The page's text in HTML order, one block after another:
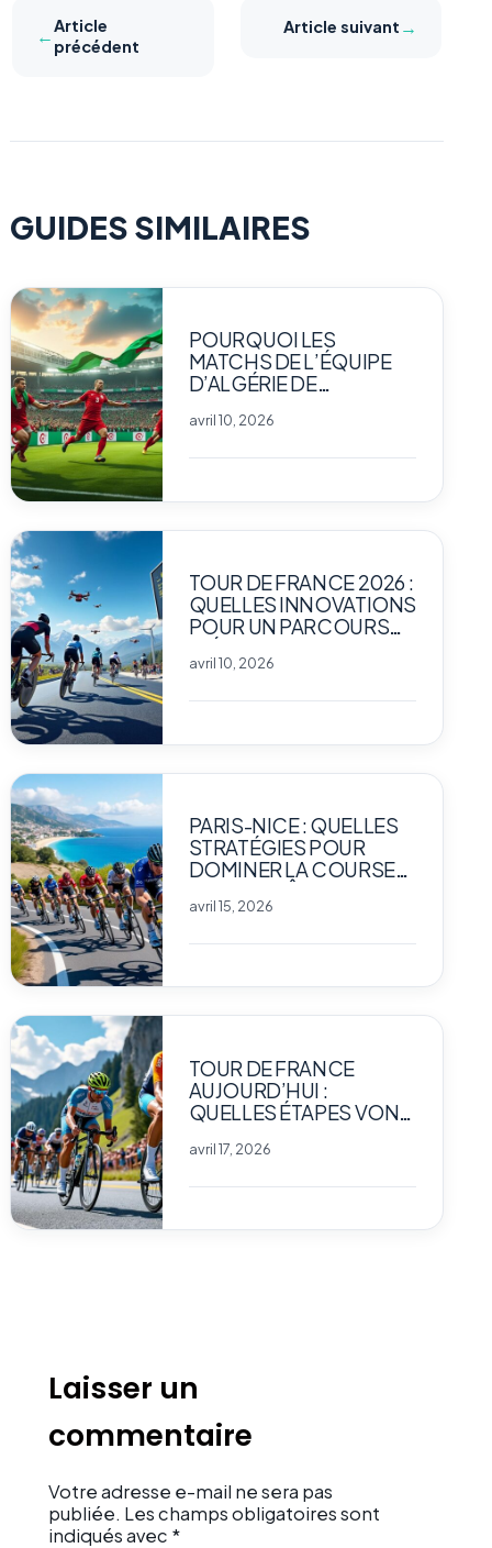
←Article
précédent
Article suivant →
GUIDES SIMILAIRES
POURQUOI LES
MATCHS DE L’ÉQUIPE
D’ALGÉRIE DE
PASSIONNENT-ILS
avril 10, 2026
TOUR DE FRANCE 2026 :
QUELLES INNOVATIONS
POUR UN PARCOURS
SPECTACULAIRE ?
avril 10, 2026
PARIS-NICE : QUELLES
STRATÉGIES POUR
DOMINER LA COURSE
avril 15, 2026
TOUR DE FRANCE
AUJOURD’HUI :
QUELLES ÉTAPES VONT
CLASSEMENT ?
avril 17, 2026
Laisser un
commentaire
Votre adresse e-mail ne sera pas
publiée. Les champs obligatoires sont
indiqués avec *